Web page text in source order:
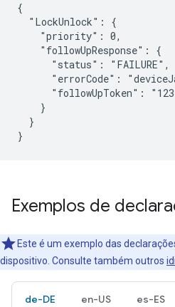
{
  "LockUnlock": {
    "priority": 0,
    "followUpResponse": {
      "status": "FAILURE",
"errorCode":
"followUpToken":
    }
  }
}
Exemplos de
Este é um exemplo das
dispositivo. Consulte também outros
de-DE en-US es-ES